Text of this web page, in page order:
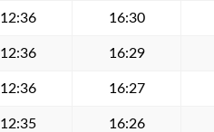
12:36 16:30
12:36 16:29
12:36 16:27
12:35 16:26